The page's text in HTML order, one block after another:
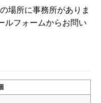
場所に事務所がありま
ルフォームからお問い